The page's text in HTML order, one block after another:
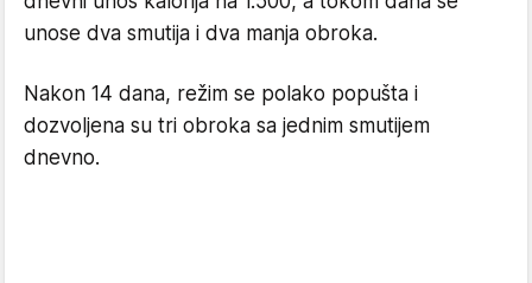
unose dva smutija i dva manja obroka.
Nakon 14 dana, režim se polako popušta i
dozvoljena su tri obroka sa jednim smutijem
dnevno.